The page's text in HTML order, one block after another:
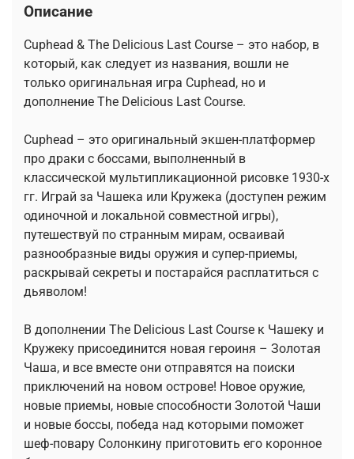
Описание
Cuphead & The Delicious Last Course – это набор, в
который, как следует из названия, вошли не
только оригинальная игра Cuphead, но и
дополнение The Delicious Last Course.
Cuphead – это оригинальный экшен-платформер
про драки с боссами, выполненный в
классической мультипликационной рисовке 1930-х
гг. Играй за Чашека или Кружека (доступен режим
одиночной и локальной совместной игры),
путешествуй по странным мирам, осваивай
разнообразные виды оружия и супер-приемы,
раскрывай секреты и постарайся расплатиться с
дьяволом!
В дополнении The Delicious Last Course к Чашеку и
Кружеку присоединится новая героиня – Золотая
Чаша, и все вместе они отправятся на поиски
приключений на новом острове! Новое оружие,
новые приемы, новые способности Золотой Чаши
и новые боссы, победа над которыми поможет
шеф-повару Солонкину приготовить его коронное